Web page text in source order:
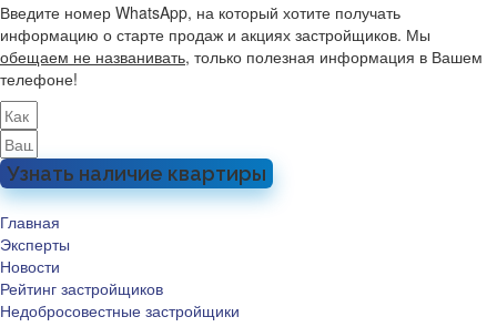
Введите номер WhatsApp, на который хотите получать
информацию о старте продаж и акциях застройщиков. Мы
обещаем не названивать, только полезная информация в Вашем
телефоне!
Узнать наличие квартиры
Главная
Эксперты
Новости
Рейтинг застройщиков
Недобросовестные застройщики